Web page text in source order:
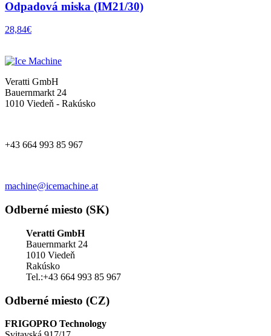
Odpadová miska (IM21/30)
28,84€
Veratti GmbH
Bauernmarkt 24
1010 Viedeň - Rakúsko
+43 664 993 85 967
machine@icemachine.at
Odberné miesto (SK)
Veratti GmbH
Bauernmarkt 24
1010 Viedeň
Rakúsko
Tel.:+43 664 993 85 967
Odberné miesto (CZ)
FRIGOPRO Technology